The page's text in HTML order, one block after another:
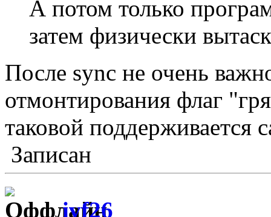
А потом только
затем физически
После sync не очень
отмонтирования флаг
таковой поддерживается
Записан
ivf26